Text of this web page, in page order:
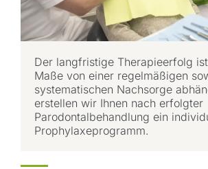
Der langfristige Therapieerfolg
Maße von einer regelmäßigen
systematischen Nachsorge
erstellen wir Ihnen nach erfolgter
Parodontalbehandlung ein
Prophylaxeprogramm.